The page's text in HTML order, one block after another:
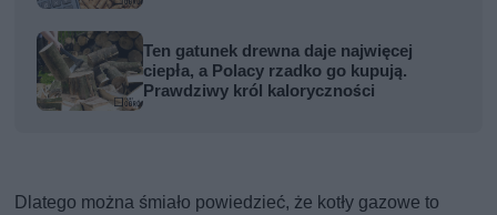
Ten gatunek drewna daje najwięcej
ciepła, a Polacy rzadko go kupują.
Prawdziwy król kaloryczności
Dlatego można śmiało powiedzieć, że kotły gazowe to